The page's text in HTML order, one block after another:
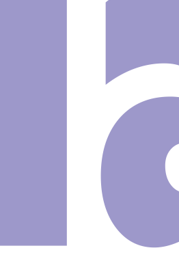
Infantil